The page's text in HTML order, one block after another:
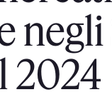
2024